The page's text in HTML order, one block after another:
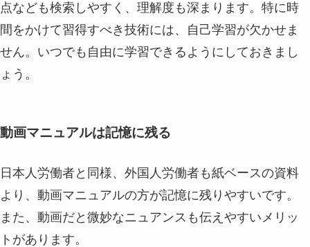
点なども検索しやすく、理解度も深まります。特に時
間をかけて習得すべき技術には、自己学習が欠かせま
せん。いつでも自由に学習できるようにしておきまし
ょう。
動画マニュアルは記憶に残る
日本人労働者と同様、外国人労働者も紙ベースの資料
より、動画マニュアルの方が記憶に残りやすいです。
また、動画だと微妙なニュアンスも伝えやすいメリッ
トがあります。